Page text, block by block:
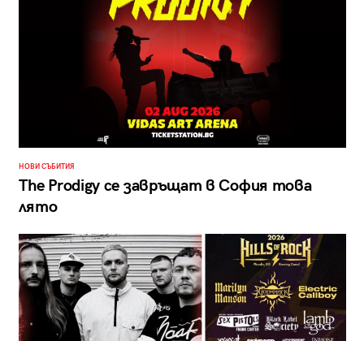
НОВИ СЪБИТИЯ
The Prodigy се завръщат в София това
лято